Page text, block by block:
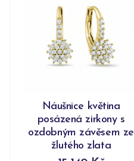
Náušnice květina
posázená zirkony s
ozdobným závěsem ze
žlutého zlata